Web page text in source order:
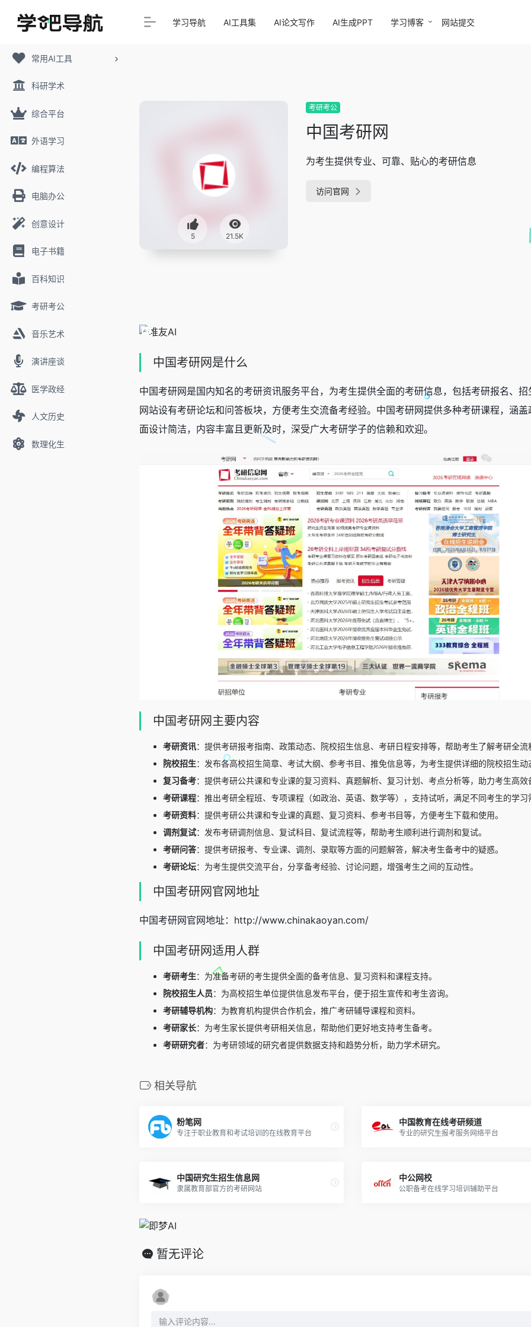
常用AI工具
科研学术
综合平台
外语学习
编程算法
电脑办公
创意设计
电子书籍
百科知识
考研考公
音乐艺术
演讲座谈
医学政经
人文历史
数理化生
学习导航 AI工具集 AI论文写作 AI生成PPT 学习博客 网站提交
5 21.5K
考研考公
中国考研网
为考生提供专业、可靠、贴心的考研信息
访问官网
中国考研网是什么
中国考研网是国内知名的考研资讯服务平台，为考生提供全面的考研信息，包括考研报名、
网站设有考研论坛和问答板块，方便考生交流备考经验。中国考研网提供多种考研课程，涵
面设计简洁，内容丰富且更新及时，深受广大考研学子的信赖和欢迎。
中国考研网主要内容
考研资讯：提供考研报考指南、政策动态、院校招生信息、考研日程安排等，帮助考生了解考研全流
院校招生：发布各高校招生简章、考试大纲、参考书目、推免信息等，为考生提供详细的院校招生动
复习备考：提供考研公共课和专业课的复习资料、真题解析、复习计划、考点分析等，助力考生高效
考研课程：推出考研全程班、专项课程（如政治、英语、数学等），支持试听，满足不同考生的学习
考研资料：提供考研公共课和专业课的真题、复习资料、参考书目等，方便考生下载和使用。
调剂复试：发布考研调剂信息、复试科目、复试流程等，帮助考生顺利进行调剂和复试。
考研问答：提供考研报考、专业课、调剂、录取等方面的问题解答，解决考生备考中的疑惑。
考研论坛：为考生提供交流平台，分享备考经验、讨论问题，增强考生之间的互动性。
中国考研网官网地址
中国考研网官网地址：http://www.chinakaoyan.com/
中国考研网适用人群
考研考生：为准备考研的考生提供全面的备考信息、复习资料和课程支持。
院校招生人员：为高校招生单位提供信息发布平台，便于招生宣传和考生咨询。
考研辅导机构：为教育机构提供合作机会，推广考研辅导课程和资料。
考研家长：为考生家长提供考研相关信息，帮助他们更好地支持考生备考。
考研研究者：为考研领域的研究者提供数据支持和趋势分析，助力学术研究。
相关导航
粉笔网
专注于职业教育和考试培训的在线教育平台
中国教育在线考研频道
专业的研究生报考服务网络平台
中国研究生招生信息网
隶属教育部官方的考研网站
中公网校
公职备考在线学习培训辅助平台
暂无评论